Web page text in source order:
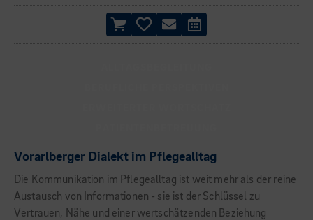
Vorarlberger Dialekt im Pflegealltag
Die Kommunikation im Pflegealltag ist weit mehr als der reine
Austausch von Informationen - sie ist der Schlüssel zu
Vertrauen, Nähe und einer wertschätzenden Beziehung